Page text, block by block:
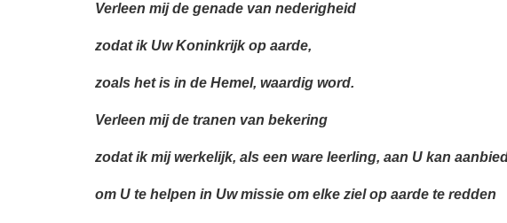
Verleen mij de genade van nederigheid
zodat ik Uw Koninkrijk op aarde,
zoals het is in de Hemel, waardig word.
Verleen mij de tranen van bekering
zodat ik mij werkelijk, als een ware leerling, aan U kan
om U te helpen in Uw missie om elke ziel op aarde te redden